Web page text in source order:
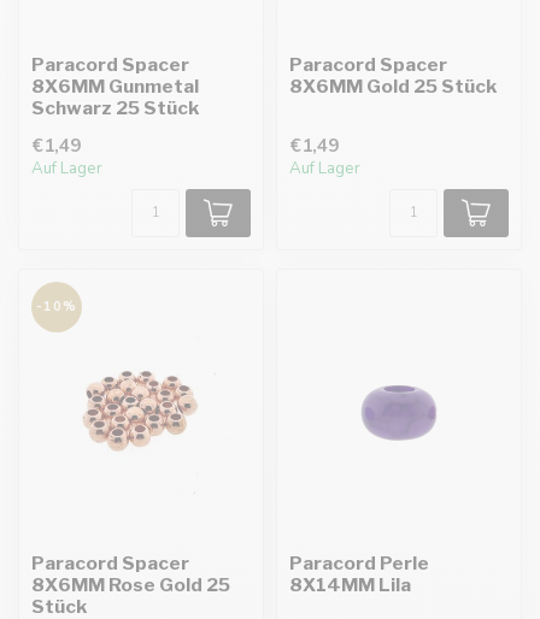
Paracord Spacer
8X6MM Gunmetal
Schwarz 25 Stück
€1,49
Auf Lager
Paracord Spacer
8X6MM Gold 25 Stück
€1,49
Auf Lager
-10%
Paracord Spacer
8X6MM Rose Gold 25
Stück
Paracord Perle
8X14MM Lila